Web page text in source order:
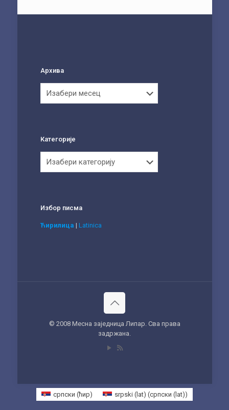
Архива
Категорије
Избор писма
Ћирилица | Latinica
© 2008 Месна заједница Липар. Сва права
задржана.
српски (ћир) srpski (lat) (српски (lat))